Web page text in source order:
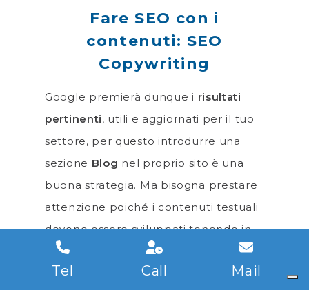
Fare SEO con i
contenuti: SEO
Copywriting
Google premierà dunque i risultati
pertinenti, utili e aggiornati per il tuo
settore, per questo introdurre una
sezione Blog nel proprio sito è una
buona strategia. Ma bisogna prestare
attenzione poiché i contenuti testuali
devono essere sviluppati tenendo in
considerazione unaserie di buone
pratiche
Tel Call Mail